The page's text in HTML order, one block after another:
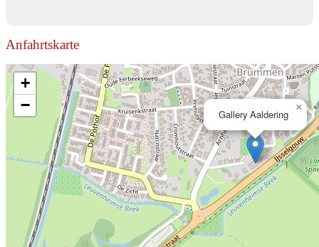
Anfahrtskarte
Gallery Aaldering
×
+
−